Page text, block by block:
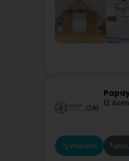
OAI 12
Websäit